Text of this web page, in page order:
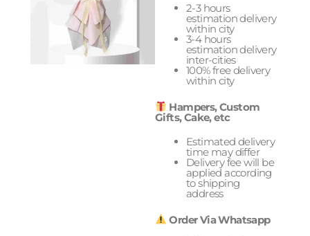
2-3 hours
estimation delivery
within city
3-4 hours
estimation delivery
inter-cities
100% free delivery
within city
Hampers, Custom
Gifts, Cake, etc
Estimated delivery
time may differ
Delivery fee will be
applied according
to shipping
address
Order Via Whatsapp